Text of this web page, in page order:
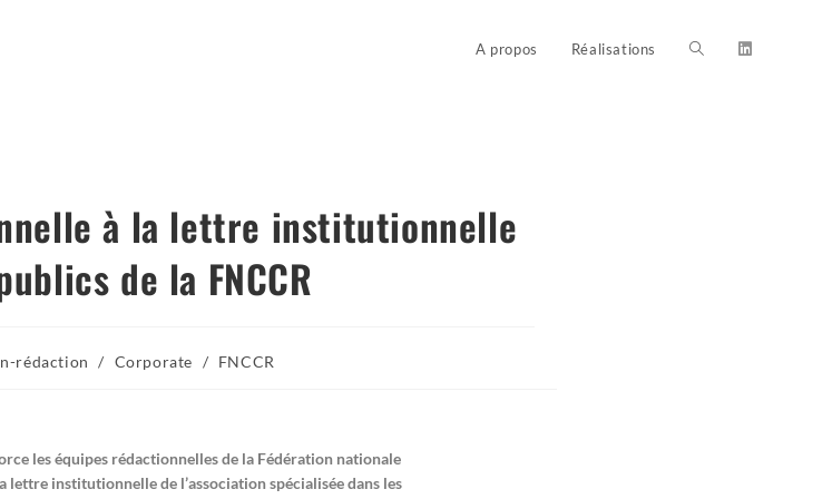
A propos Réalisations
à la lettre institutionnelle
de la FNCCR
rédaction / Corporate / FNCCR
les équipes rédactionnelles de la Fédération nationale
institutionnelle de l’association spécialisée dans les